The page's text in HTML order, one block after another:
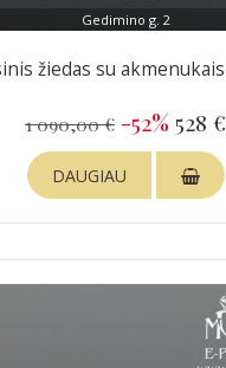
Gedimino g. 2
žiedas su akmenukais
1 090,00 € -52% 528 €
DAUGIAU